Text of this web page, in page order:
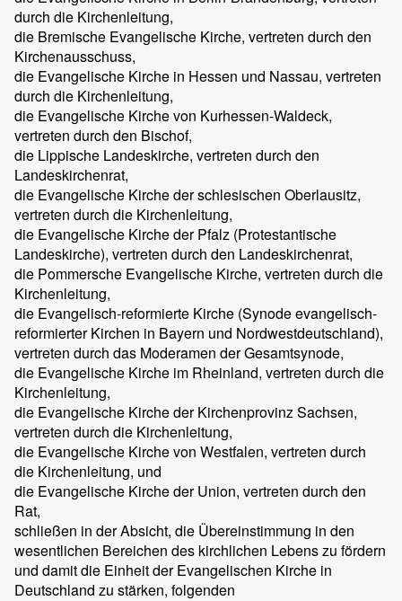
durch die Kirchenleitung,
die Bremische Evangelische Kirche, vertreten durch den
Kirchenausschuss,
die Evangelische Kirche in Hessen und Nassau, vertreten
durch die Kirchenleitung,
die Evangelische Kirche von Kurhessen-Waldeck,
vertreten durch den Bischof,
die Lippische Landeskirche, vertreten durch den
Landeskirchenrat,
die Evangelische Kirche der schlesischen Oberlausitz,
vertreten durch die Kirchenleitung,
die Evangelische Kirche der Pfalz (Protestantische
Landeskirche), vertreten durch den Landeskirchenrat,
die Pommersche Evangelische Kirche, vertreten durch die
Kirchenleitung,
die Evangelisch-reformierte Kirche (Synode evangelisch-
reformierter Kirchen in Bayern und Nordwestdeutschland),
vertreten durch das Moderamen der Gesamtsynode,
die Evangelische Kirche im Rheinland, vertreten durch die
Kirchenleitung,
die Evangelische Kirche der Kirchenprovinz Sachsen,
vertreten durch die Kirchenleitung,
die Evangelische Kirche von Westfalen, vertreten durch
die Kirchenleitung, und
die Evangelische Kirche der Union, vertreten durch den
Rat,
schließen in der Absicht, die Übereinstimmung in den
wesentlichen Bereichen des kirchlichen Lebens zu fördern
und damit die Einheit der Evangelischen Kirche in
Deutschland zu stärken, folgenden